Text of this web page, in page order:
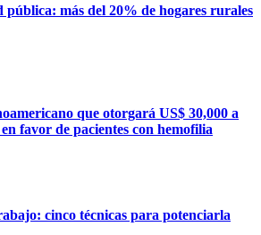
más del 20% de hogares rurales
que otorgará US$ 30,000 a
favor de pacientes con hemofilia
cinco técnicas para potenciarla